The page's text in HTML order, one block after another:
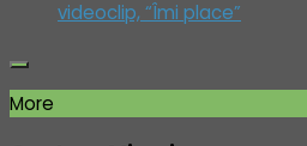
videoclip, “Îmi place”
More